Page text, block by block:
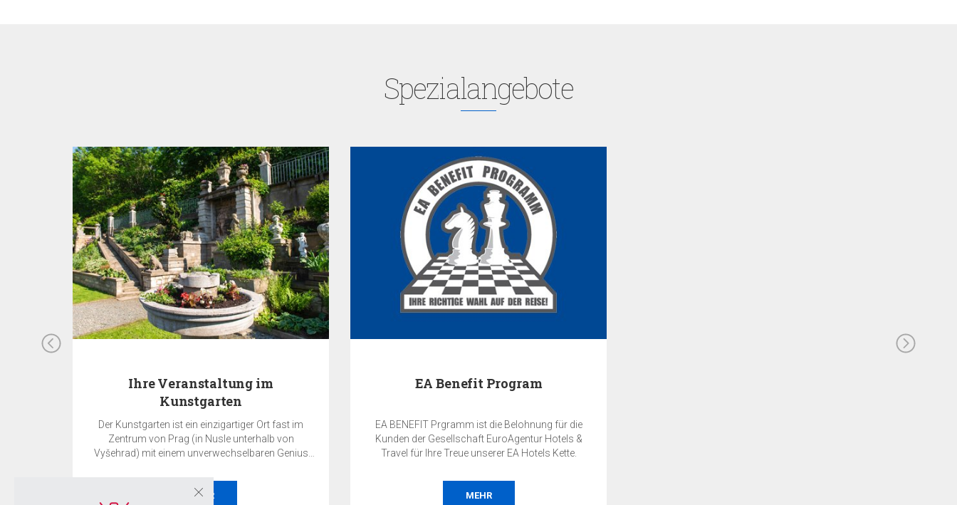
Spezialangebote
Ihre Veranstaltung im
Kunstgarten
Der Kunstgarten ist ein einzigartiger Ort fast im
Zentrum von Prag (in Nusle unterhalb von
Vyšehrad) mit einem unverwechselbaren Genius
Metropole. Genau hier können Sie Ihre private oder
geschäftliche Veranstaltung ausrichten – sei es
MEHR
EA Benefit Program
EA BENEFIT Prgramm ist die Belohnung für die
Kunden der Gesellschaft EuroAgentur Hotels &
Travel für Ihre Treue unserer EA Hotels Kette.
MEHR